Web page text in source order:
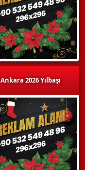
Ankara 2026 Yılbaşı